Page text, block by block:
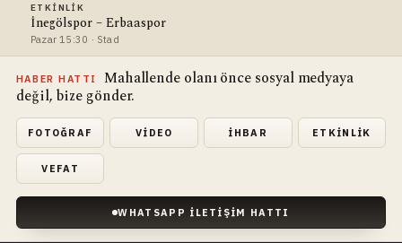
ETKINLIK
İnegölspor – Erbaaspor
Pazar 15:30 · Stad
HABER HATTI
Mahallende olanı önce sosyal medyaya
değil, bize gönder.
FOTOĞRAF VIDEO İHBAR ETKINLIK
VEFAT
WHATSAPP İLETIŞIM HATTI